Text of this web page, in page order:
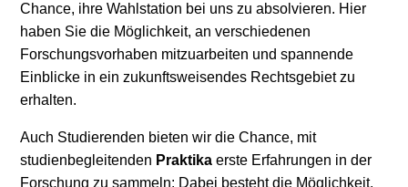
Chance, ihre Wahlstation bei uns zu absolvieren. Hier
haben Sie die Möglichkeit, an verschiedenen
Forschungsvorhaben mitzuarbeiten und spannende
Einblicke in ein zukunftsweisendes Rechtsgebiet zu
erhalten.
Auch Studierenden bieten wir die Chance, mit
studienbegleitenden Praktika erste Erfahrungen in der
Forschung zu sammeln: Dabei besteht die Möglichkeit,